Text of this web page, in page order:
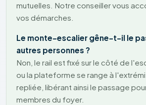
mutuelles. Notre conseiller vous
vos démarches.
Le monte-escalier gêne-t-il le
autres personnes ?
Non, le rail est fixé sur le côté de
ou la plateforme se range à
repliée, libérant ainsi le passage
membres du foyer.